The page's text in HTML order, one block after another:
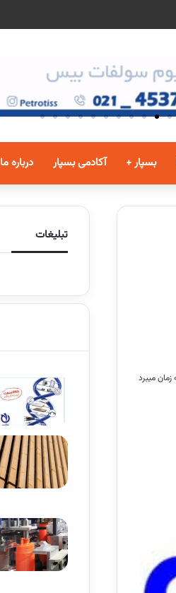
بسپار + آکادمی بسپار درباره ما
تبلیغات